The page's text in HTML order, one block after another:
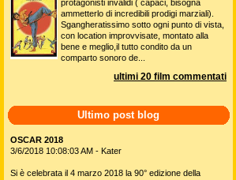
protagonisti invalidi ( capaci, bisogna
ammetterlo di incredibili prodigi marziali).
Sgangheratissimo sotto ogni punto di vista,
con location improvvisate, montato alla
bene e meglio,il tutto condito da un
comparto sonoro de...
ultimi 20 film commentati
Ultimo post blog
OSCAR 2018
3/6/2018 10:08:03 AM - Kater
Si è celebrata il 4 marzo 2018 la 90° edizione della